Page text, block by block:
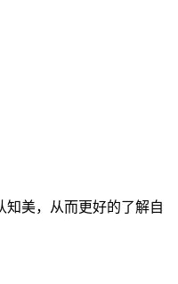
知美，从而更好的了解自